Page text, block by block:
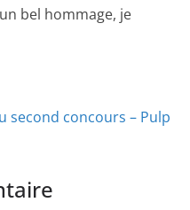
bel hommage, je
second concours – Pulp